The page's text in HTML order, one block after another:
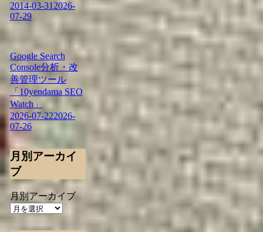
2014-03-31 2026-
07-29
Google Search
Console分析・改
善管理ツール
「10yendama SEO
Watch」
2026-07-222026-
07-26
月別アーカイ
ブ
月別アーカイブ